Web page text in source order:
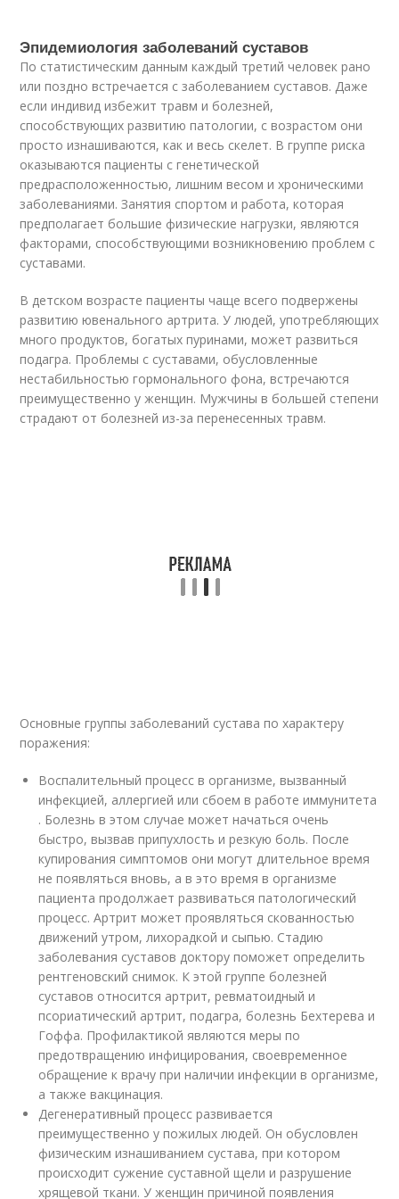
Эпидемиология заболеваний суставов
По статистическим данным каждый третий человек рано
или поздно встречается с заболеванием суставов. Даже
если индивид избежит травм и болезней,
способствующих развитию патологии, с возрастом они
просто изнашиваются, как и весь скелет. В группе риска
оказываются пациенты с генетической
предрасположенностью, лишним весом и хроническими
заболеваниями. Занятия спортом и работа, которая
предполагает большие физические нагрузки, являются
факторами, способствующими возникновению проблем с
суставами.
В детском возрасте пациенты чаще всего подвержены
развитию ювенального артрита. У людей, употребляющих
много продуктов, богатых пуринами, может развиться
подагра. Проблемы с суставами, обусловленные
нестабильностью гормонального фона, встречаются
преимущественно у женщин. Мужчины в большей степени
страдают от болезней из-за перенесенных травм.
Основные группы заболеваний сустава по характеру
поражения:
Воспалительный процесс в организме, вызванный
инфекцией, аллергией или сбоем в работе иммунитета
. Болезнь в этом случае может начаться очень
быстро, вызвав припухлость и резкую боль. После
купирования симптомов они могут длительное время
не появляться вновь, а в это время в организме
пациента продолжает развиваться патологический
процесс. Артрит может проявляться скованностью
движений утром, лихорадкой и сыпью. Стадию
заболевания суставов доктору поможет определить
рентгеновский снимок. К этой группе болезней
суставов относится артрит, ревматоидный и
псориатический артрит, подагра, болезнь Бехтерева и
Гоффа. Профилактикой являются меры по
предотвращению инфицирования, своевременное
обращение к врачу при наличии инфекции в организме,
а также вакцинация.
Дегенеративный процесс развивается
преимущественно у пожилых людей. Он обусловлен
физическим изнашиванием сустава, при котором
происходит сужение суставной щели и разрушение
хрящевой ткани. У женщин причиной появления